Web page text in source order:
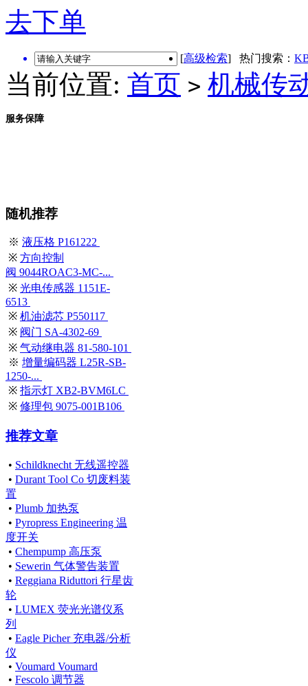
去下单
[高级检索] 热门搜索：
当前位置: 首页 > 机械传
服务保障
随机推荐
※ 液压格 P161222
※ 方向控制
阀 9044ROAC3-MC-...
※ 光电传感器 1151E-
6513
※ 机油滤芯 P550117
※ 阀门 SA-4302-69
※ 气动继电器 81-580-101
※ 增量编码器 L25R-SB-
1250-...
※ 指示灯 XB2-BVM6LC
※ 修理包 9075-001B106
推荐文章
• Schildknecht 无线遥控器
• Durant Tool Co 切废料装
置
• Plumb 加热泵
• Pyropress Engineering 温
度开关
• Chempump 高压泵
• Sewerin 气体警告装置
• Reggiana Riduttori 行星齿
轮
• LUMEX 荧光光谱仪系
列
• Eagle Picher 充电器/分析
仪
• Voumard Voumard
• Fescolo 调节器